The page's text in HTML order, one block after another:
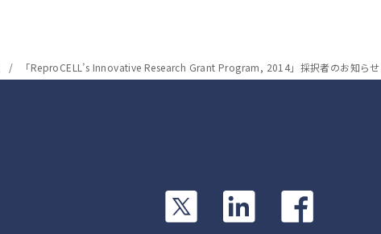
「ReproCELL’s Innovative Research Grant Program, 2014」採択者のお知らせ
カ
ム